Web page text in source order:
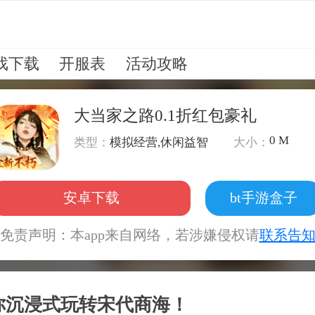
下载 开服表 活动攻略
大当家之路0.1折红包豪礼
类型：模拟经营,休闲益智 大小：0 M
安卓下载 bt手游盒子
免责声明：本app来自网络，若涉嫌侵权请联系告知
浸式玩转宋代商海！